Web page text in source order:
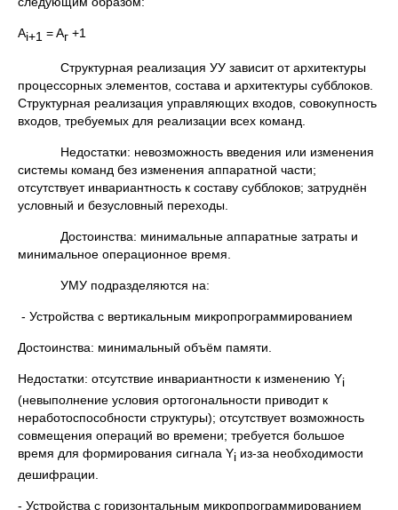
Аi+1 = Aг +1
Структурная реализация УУ зависит от архитектуры
процессорных элементов, состава и архитектуры субблоков.
Структурная реализация управляющих входов, совокупность
входов, требуемых для реализации всех команд.
Недостатки: невозможность введения или изменения
системы команд без изменения аппаратной части;
отсутствует инвариантность к составу субблоков; затруднён
условный и безусловный переходы.
Достоинства: минимальные аппаратные затраты и
минимальное операционное время.
УМУ подразделяются на:
- Устройства с вертикальным микропрограммированием
Достоинства: минимальный объём памяти.
Недостатки: отсутствие инвариантности к изменению Yi
(невыполнение условия ортогональности приводит к
неработоспособности структуры); отсутствует возможность
совмещения операций во времени; требуется большое
время для формирования сигнала Yi из-за необходимости
дешифрации.
- Устройства с горизонтальным микропрограммированием